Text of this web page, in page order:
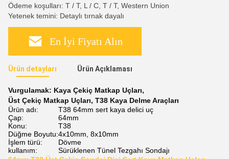
Ödeme koşulları: T / T, L / C, T / T, Western Union
Yetenek temini: Detaylı tırnak dayalı
En İyi Fiyatı Alın
Ürün detayları Ürün Açıklaması
Vurgulamak: Kaya Çekiç Matkap Uçları,
Üst Çekiç Matkap Uçları, T38 Kaya Delme Araçları
Ürün adı:
T38 64mm sert kaya delici uç
Çap:
64mm
Konu:
T38
Düğme Boyutu:4x10mm, 8x10mm
İşlem türü:
Dövme
kullanım:
Sürüklenen Tünel Tezgahı Sondajı